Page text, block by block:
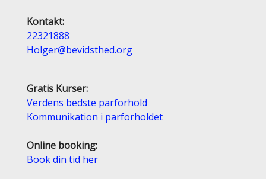
Kontakt:
22321888
Holger@bevidsthed.org
Gratis Kurser:
Verdens bedste parforhold
Kommunikation i parforholdet
Online booking:
Book din tid her